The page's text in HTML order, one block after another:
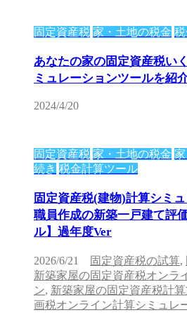
固定資産税 家・土地の税金
あなたの家の固定資産税い
ミュレーションツールを紹
2024/4/20
固定資産税 家・土地の税金 家
続き 税金計算ツール
固定資産税(建物)計算シミ
職員作成の新築一戸建て評
ル】過年度Ver
2026/6/21 固定資産税の試算,
新築家屋の固定資産税オンラ
ン, 新築家屋の固定資産税計
画税オンライン計算シミュレ